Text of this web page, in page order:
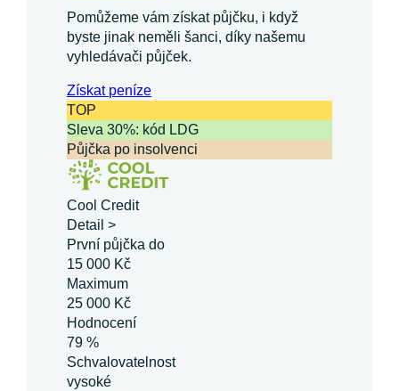
Pomůžeme vám získat půjčku, i když
byste jinak neměli šanci, díky našemu
vyhledávači půjček.
Získatpeníze
TOP
Sleva 30%: kód LDG
Půjčka po insolvenci
Cool Credit
Detail >
První půjčka do
15 000 Kč
Maximum
25 000 Kč
Hodnocení
79 %
Schvalovatelnost
vysoké